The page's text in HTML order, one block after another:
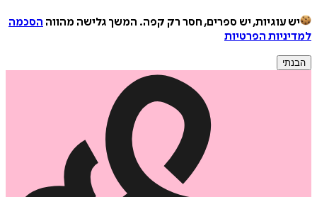
יש עוגיות, יש ספרים, חסר רק קפה. המשך גלישה מהווה הסכמה
למדיניות הפרטיות
הבנתי